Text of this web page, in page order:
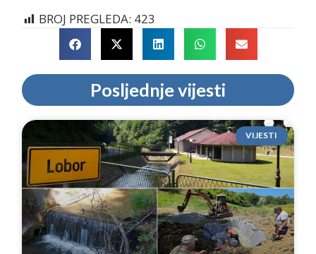
BROJ PREGLEDA: 423
Posljednje vijesti
VIJESTI